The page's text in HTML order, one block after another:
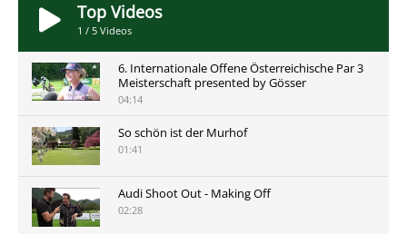
Top Videos
1 / 5 Videos
6. Internationale Offene Österreichische Par 3
Meisterschaft presented by Gösser
04:14
So schön ist der Murhof
01:41
Audi Shoot Out - Making Off
02:28